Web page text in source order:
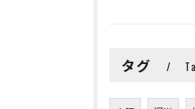
タグ